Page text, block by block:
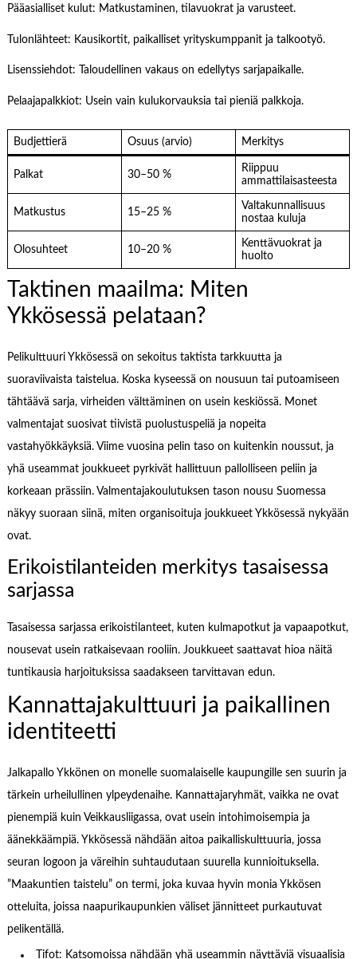
Pääasialliset kulut: Matkustaminen, tilavuokrat ja varusteet.
Tulonlähteet: Kausikortit, paikalliset yrityskumppanit ja talkootyö.
Lisenssiehdot: Taloudellinen vakaus on edellytys sarjapaikalle.
Pelaajapalkkiot: Usein vain kulukorvauksia tai pieniä palkkoja.
Budjettierä Osuus (arvio) Merkitys
Palkat 30–50 %
Riippuu
ammattilaisasteesta
Matkustus 15–25 %
Valtakunnallisuus
nostaa kuluja
Olosuhteet 10–20 %
Kenttävuokrat ja
huolto
Taktinen maailma: Miten
Ykkösessä pelataan?
Pelikulttuuri Ykkösessä on sekoitus taktista tarkkuutta ja
suoraviivaista taistelua. Koska kyseessä on nousuun tai putoamiseen
tähtäävä sarja, virheiden välttäminen on usein keskiössä. Monet
valmentajat suosivat tiivistä puolustuspeliä ja nopeita
vastahyökkäyksiä. Viime vuosina pelin taso on kuitenkin noussut, ja
yhä useammat joukkueet pyrkivät hallittuun pallolliseen peliin ja
korkeaan prässiin. Valmentajakoulutuksen tason nousu Suomessa
näkyy suoraan siinä, miten organisoituja joukkueet Ykkösessä nykyään
ovat.
Erikoistilanteiden merkitys tasaisessa
sarjassa
Tasaisessa sarjassa erikoistilanteet, kuten kulmapotkut ja vapaapotkut,
nousevat usein ratkaisevaan rooliin. Joukkueet saattavat hioa näitä
tuntikausia harjoituksissa saadakseen tarvittavan edun.
Kannattajakulttuuri ja paikallinen
identiteetti
Jalkapallo Ykkönen on monelle suomalaiselle kaupungille sen suurin ja
tärkein urheilullinen ylpeydenaihe. Kannattajaryhmät, vaikka ne ovat
pienempiä kuin Veikkausliigassa, ovat usein intohimoisempia ja
äänekkäämpiä. Ykkösessä nähdään aitoa paikalliskulttuuria, jossa
seuran logoon ja väreihin suhtaudutaan suurella kunnioituksella.
”Maakuntien taistelu” on termi, joka kuvaa hyvin monia Ykkösen
otteluita, joissa naapurikaupunkien väliset jännitteet purkautuvat
pelikentällä.
Tifot: Katsomoissa nähdään yhä useammin näyttäviä visuaalisia